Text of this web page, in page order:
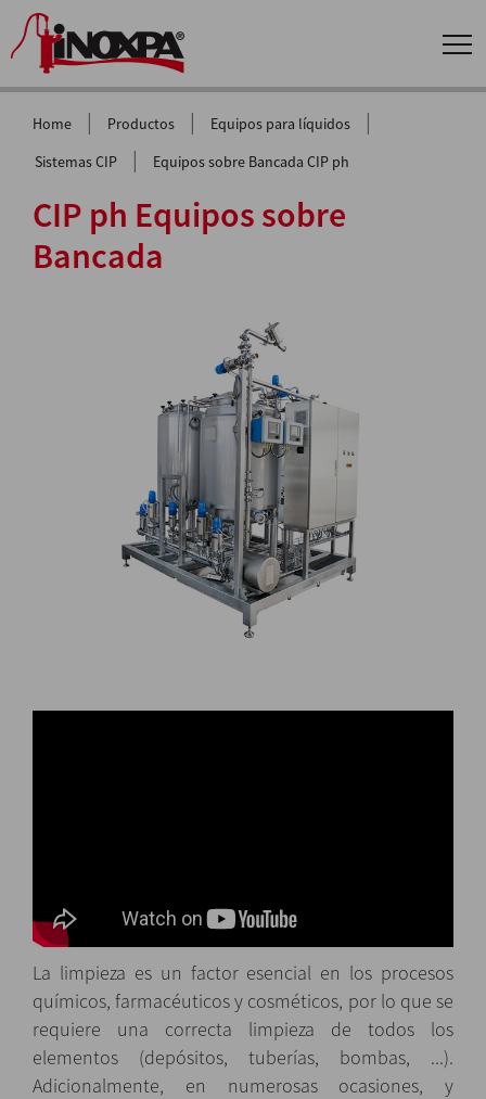
Home | Productos | Equipos para líquidos |
Sistemas CIP | Equipos sobre Bancada CIP ph
CIP ph Equipos sobre
Bancada
La limpieza es un factor esencial en los procesos
químicos, farmacéuticos y cosméticos, por lo que se
requiere una correcta limpieza de todos los
elementos (depósitos, tuberías, bombas, ...).
Adicionalmente, en numerosas ocasiones, y